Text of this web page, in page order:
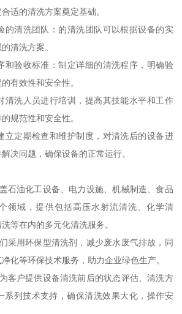
适的清洗方案奠定基础。
的清洗团队：的清洗团队可以根据设备的实
清洗方案。
和验收标准：制定详细的清洗程序，明确验
有效性和安全性。
清洗人员进行培训，提高其技能水平和工作
规范性和安全性。
立定期检查和维护制度，对清洗后的设备进
决问题，确保设备的正常运行。
石油化工设备、电力设施、机械制造、食品
领域，提供包括高压水射流清洗、化学清
等在内的多元化清洗服务。
采用环保型清洗剂，减少废水废气排放，同
化等环保技术服务，助力企业绿色生产。
客户提供设备清洗前后的状态评估、清洗方
系列技术支持，确保清洗效果大化，操作安